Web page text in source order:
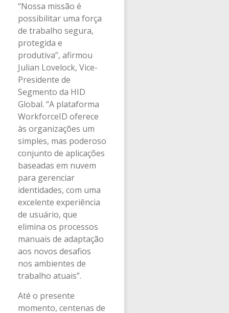
“Nossa missão é
possibilitar uma força
de trabalho segura,
protegida e
produtiva”, afirmou
Julian Lovelock, Vice-
Presidente de
Segmento da HID
Global. “A plataforma
WorkforceID oferece
às organizações um
simples, mas poderoso
conjunto de aplicações
baseadas em nuvem
para gerenciar
identidades, com uma
excelente experiência
de usuário, que
elimina os processos
manuais de adaptação
aos novos desafios
nos ambientes de
trabalho atuais”.
Até o presente
momento, centenas de